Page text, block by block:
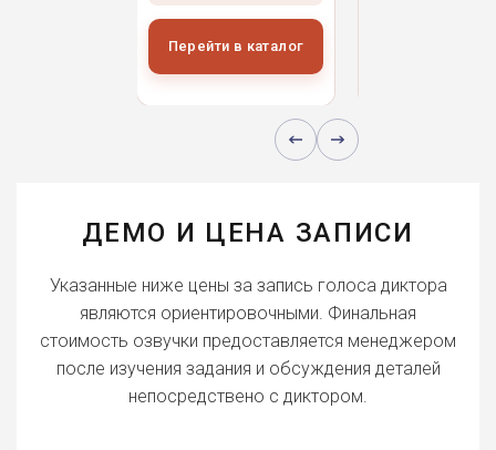
Перейти в каталог
ДЕМО И ЦЕНА ЗАПИСИ
Указанные ниже цены за запись голоса диктора
являются ориентировочными. Финальная
стоимость озвучки предоставляется менеджером
после изучения задания и обсуждения деталей
непосредствено с диктором.